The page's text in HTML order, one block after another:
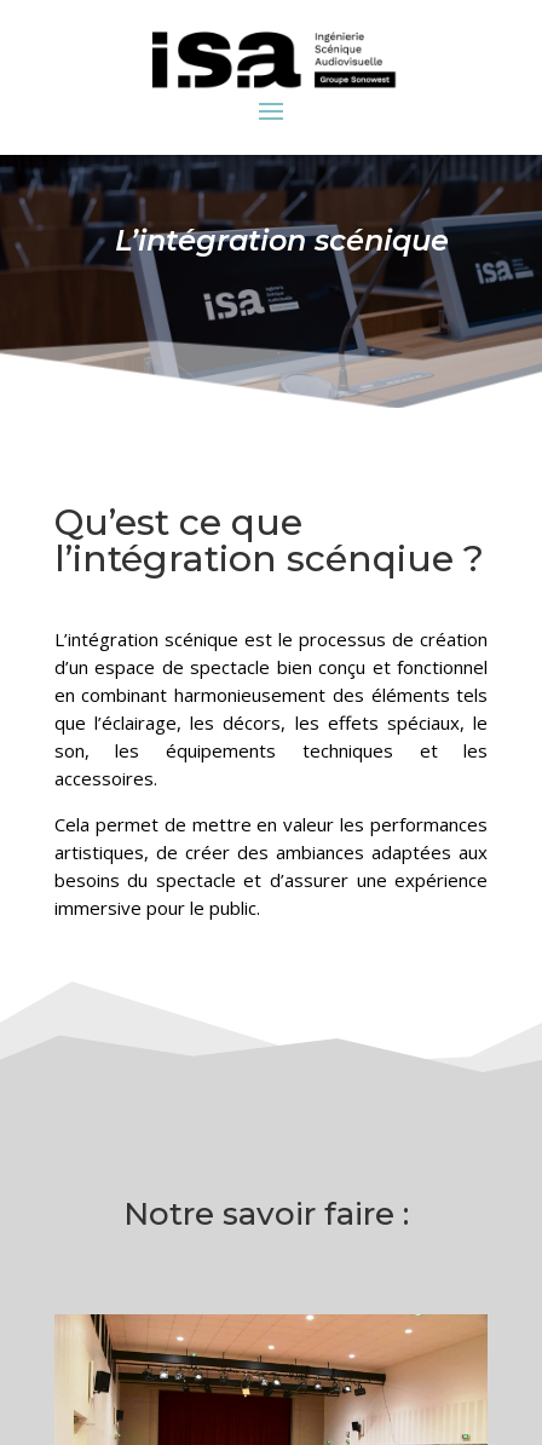
L’intégration scénique
Qu’est ce que
l’intégration scénqiue ?
L’intégration scénique est le processus de création
d’un espace de spectacle bien conçu et fonctionnel
en combinant harmonieusement des éléments tels
que l’éclairage, les décors, les effets spéciaux, le
son, les équipements techniques et les
accessoires.
Cela permet de mettre en valeur les performances
artistiques, de créer des ambiances adaptées aux
besoins du spectacle et d’assurer une expérience
immersive pour le public.
Notre savoir faire :